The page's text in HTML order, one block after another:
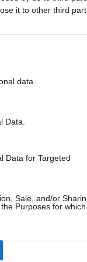
it to other third
data.
Data.
Data for Targeted
Sale, and/or
Purposes for
13:30
implantti
Hillsissä
tehdään